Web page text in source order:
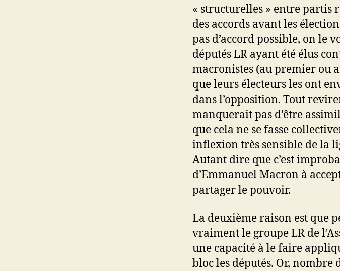
« structurelles » entre partis
des accords avant les
pas d’accord possible, on le
députés LR ayant été élus
macronistes (au premier ou
que leurs électeurs les ont
dans l’opposition. Tout
manquerait pas d’être
que cela ne se fasse
inflexion très sensible de la
Autant dire que c’est
d’Emmanuel Macron à
partager le pouvoir.
La deuxième raison est que
vraiment le groupe LR de
une capacité à le faire
bloc les députés. Or, nombre